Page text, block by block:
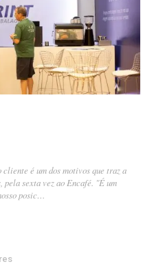
é um dos motivos que traz a
pela sexta vez ao Encafé. "É um
posic…